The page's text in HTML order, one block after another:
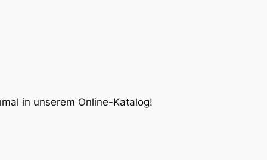
in unserem Online-Katalog!